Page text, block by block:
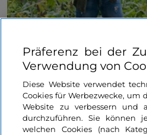
Der einzige sizilianische
„grün“ und befindet sich in
innerhalb des
mit Blick auf das
Meerenge, zwischen
Gemüsegärten.
Präferenz bei der
Verwendung von
Diese Website verwendet
Cookies für Werbezwecke, um
Website zu verbessern und
durchzuführen. Sie können
welchen Cookies (nach